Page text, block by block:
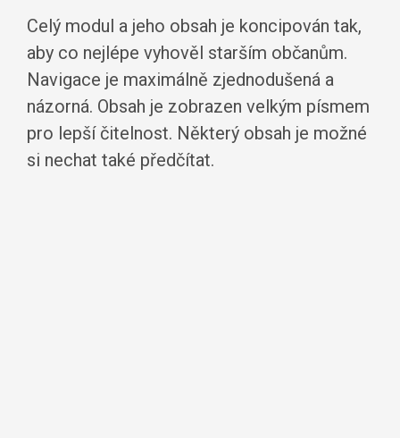
Celý modul a jeho obsah je koncipován tak,
aby co nejlépe vyhověl starším občanům.
Navigace je maximálně zjednodušená a
názorná. Obsah je zobrazen velkým písmem
pro lepší čitelnost. Některý obsah je možné
si nechat také předčítat.